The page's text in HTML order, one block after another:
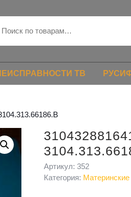
ТВ
Артикул: 352
Категория: